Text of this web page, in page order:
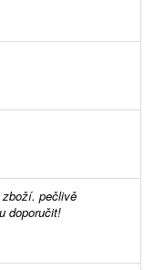
doporučit!